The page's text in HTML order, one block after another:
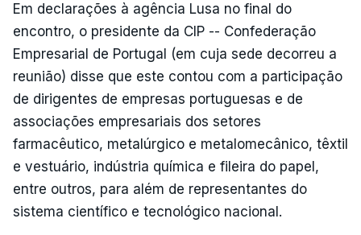
Em declarações à agência Lusa no final do
encontro, o presidente da CIP -- Confederação
Empresarial de Portugal (em cuja sede decorreu a
reunião) disse que este contou com a participação
de dirigentes de empresas portuguesas e de
associações empresariais dos setores
farmacêutico, metalúrgico e metalomecânico, têxtil
e vestuário, indústria química e fileira do papel,
entre outros, para além de representantes do
sistema científico e tecnológico nacional.